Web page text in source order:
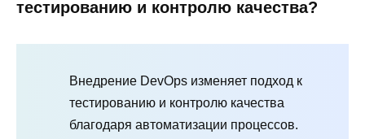
тестированию и контролю качества?
Внедрение DevOps изменяет подход к
тестированию и контролю качества
благодаря автоматизации процессов.